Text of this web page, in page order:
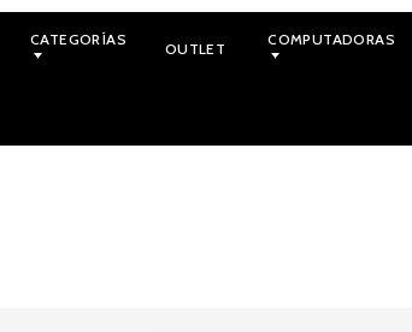
CATEGORÍAS OUTLET COMPUTADORAS